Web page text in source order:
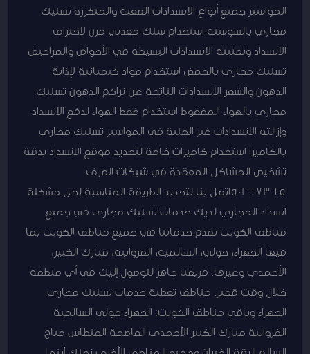
المواسير جميع أنواع الانسدادات الصعبة والمتكررة تسليك
مجاري بالسوستة استخدام سلك معدني مرن لاختراق
الانسداد وتفتيته الانسدادات البسيطة في الأحواض والمراحيض
تسليك مجاري بالحمض استخدام مواد كيميائية لإذابة
الدهون والشعر الانسدادات الناتجة عن تراكم الدهون تسليك
مجاري بالهواء المضغوط استخدام ضغط الهواء لدفع الانسداد
وإزالته الانسدادات غير الصلبة في المواسير تسليك مجاري
بالكاميرا استخدام كاميرات خاصة لتحديد موقع الانسداد بدقة
تشخيص المشاكل المعقدة في شبكات الصرف
50267365اتصل بنا لتحديد الطريقة المناسبة لحل مشكلة
انسداد المجاري لديك خدمات تسليك مجارى في جميع
مناطق الكويت نقدم خدماتنا في جميع مناطق الكويت بما
فيها الجهراء، حولي، السالمية، الفروانية، مبارك الكبير،
الأحمدي وغيرها. فريقنا جاهز للوصول إليك في أي منطقة
خلال وقت قصير. مناطق تغطية خدمات تسليك مجارى
الجهراء وباقي مناطق الكويت: الجهراء حولي السالمية
الفروانية مبارك الكبير الأحمدي العاصمة الفنطاس صباح